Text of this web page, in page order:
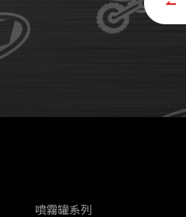
噴霧罐系列